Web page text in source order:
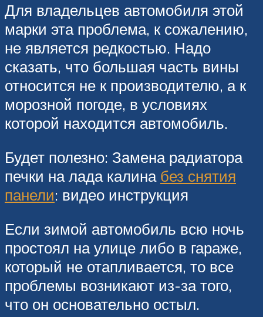
Для владельцев автомобиля этой
марки эта проблема, к сожалению,
не является редкостью. Надо
сказать, что большая часть вины
относится не к производителю, а к
морозной погоде, в условиях
которой находится автомобиль.
Будет полезно: Замена радиатора
печки на лада калина без снятия
панели: видео инструкция
Если зимой автомобиль всю ночь
простоял на улице либо в гараже,
который не отапливается, то все
проблемы возникают из-за того,
что он основательно остыл.